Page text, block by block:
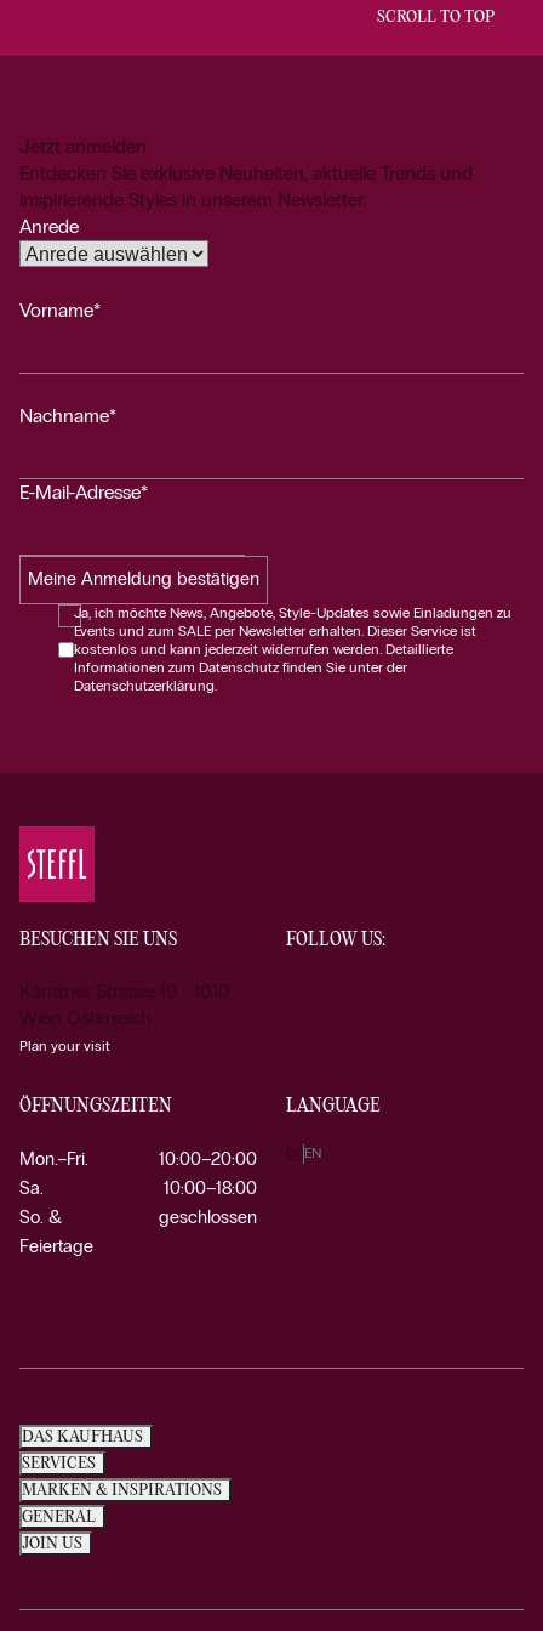
SCROLL TO TOP
Jetzt anmelden
Entdecken Sie exklusive Neuheiten, aktuelle Trends und
inspirierende Styles in unserem Newsletter.
Anrede
Vorname*
Nachname*
E-Mail-Adresse*
Meine Anmeldung bestätigen
Ja, ich möchte News, Angebote, Style-Updates sowie Einladungen zu
Events und zum SALE per Newsletter erhalten. Dieser Service ist
kostenlos und kann jederzeit widerrufen werden. Detaillierte
Informationen zum Datenschutz finden Sie unter der
Datenschutzerklärung.
BESUCHEN SIE UNS
Kärntner Strasse 19 1010
Wien Österreich
Plan your visit
FOLLOW US:
ÖFFNUNGSZEITEN
Mon.–Fri.
10:00–20:00
Sa.
10:00–18:00
So. &
Feiertage
geschlossen
LANGUAGE
DE EN
DAS KAUFHAUS
SERVICES
MARKEN & INSPIRATIONS
GENERAL
JOIN US